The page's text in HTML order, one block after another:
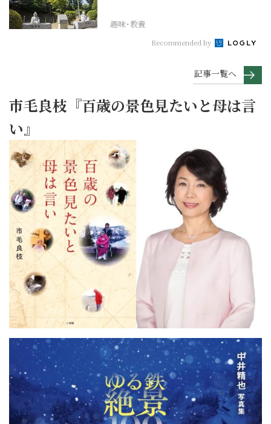
趣味･教養
Recommended by
記事一覧へ
市毛良枝『百歳の景色見たいと母は言
い』